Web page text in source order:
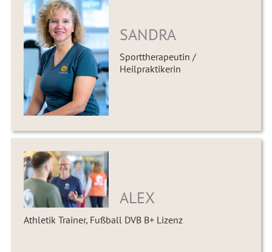
SANDRA
Sporttherapeutin /
Heilpraktikerin
ALEX
Athletik Trainer, Fußball DVB B+ Lizenz